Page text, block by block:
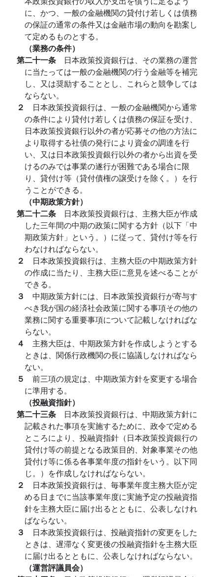
に、かつ、一般の金融機関の貸付け若しくは債務
の保証の通常の条件又は金融市場の動向を勘案し
て定めるものとする。
（業務の条件）
第二十一条 日本政策投資銀行は、その業務の運営
に当たっては一般の金融機関の行う金融等を補完
し、又は奨励することとし、これらと競争しては
ならない。
２ 日本政策投資銀行は、一般の金融機関から通常
の条件により貸付け若しくは債務の保証を受け、
日本政策投資銀行以外の者が応募その他の方法に
より取得する社債の発行により資金の調達を行
い、又は日本政策投資銀行以外の者から出資を受
けるのみでは事業の遂行が困難である場合に限
り、貸付け等（貸付債権の譲受けを除く。）を行
うことができる。
（中期政策方針）
第二十二条 日本政策投資銀行は、主務大臣が作成
した三年間の中期の政策に関する方針（以下「中
期政策方針」という。）に従って、貸付け等を行
わなければならない。
２ 日本政策投資銀行は、主務大臣の中期政策方針
の作成に当たり、主務大臣に意見を述べることが
できる。
３ 中期政策方針には、日本政策投資銀行が寄与す
べき我が国の経済社会政策に関する事項その他の
業務に関する重要事項について記載しなければな
らない。
４ 主務大臣は、中期政策方針を作成しようとする
ときは、関係行政機関の長に協議しなければなら
ない。
５ 前三項の規定は、中期政策方針を変更する場合
に準用する。
（投融資指針）
第二十三条 日本政策投資銀行は、中期政策方針に
記載された事項を実施するために、政令で定める
ところにより、投融資指針（日本政策投資銀行の
貸付け等の前提となる政策目的、対象事業その他
貸付け等に係る各事業年度の指針をいう。以下同
じ。）を作成しなければならない。
２ 日本政策投資銀行は、毎事業年度主務大臣が定
める日までに当該事業年度に実施予定の投融資指
針を主務大臣に届け出るとともに、公表しなけれ
ばならない。
３ 日本政策投資銀行は、投融資指針の変更をした
ときは、遅滞なく変更後の投融資指針を主務大臣
に届け出るとともに、公表しなければならない。
（運営評議員会）